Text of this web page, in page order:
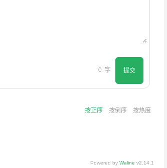
0 字 提交
按正序 按倒序 按热度
Powered by Waline v2.14.1